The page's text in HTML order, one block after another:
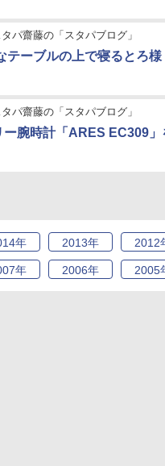
タパ齋藤の「スタパブログ」
テーブルの上で寝るとろ様
タパ齋藤の「スタパブログ」
ー腕時計「ARES EC309」
年 2013年 2012
年 2006年 2005